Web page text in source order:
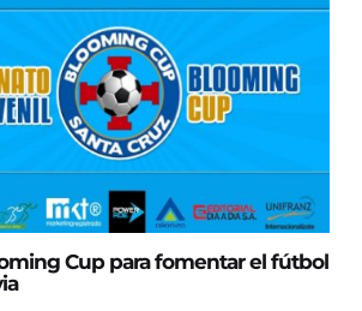
Cup para fomentar el fútbol